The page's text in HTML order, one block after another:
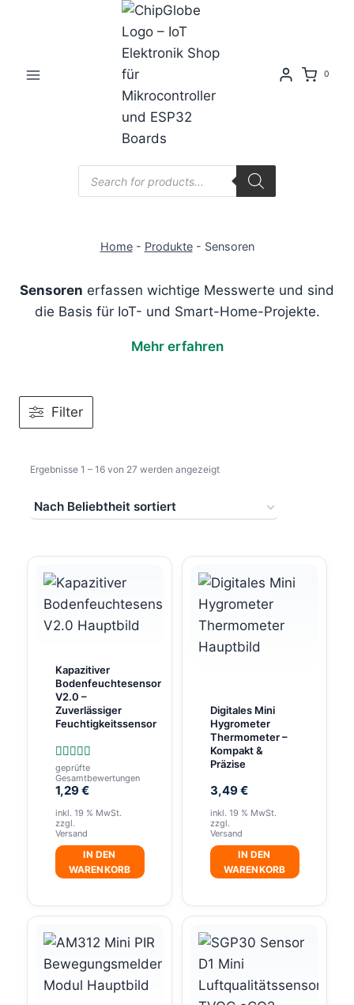
0
Products
search
Home- Produkte- Sensoren
Sensoren erfassen wichtige Messwerte und sind
die Basis für IoT- und Smart-Home-Projekte.
Mehr erfahren
Filter
Ergebnisse 1 – 16 von 27 werden angezeigtNach
sortiert
Kapazitiver
Bodenfeuchtesensor
V2.0 –
Zuverlässiger
Feuchtigkeitssensor
Bewertet
mit
5.00
geprüfte
Gesamtbewertungen
1,29€
inkl. 19 % MwSt.
zzgl.
Versand
IN DEN
WARENKORB
Digitales Mini
Hygrometer
Thermometer –
Kompakt &
Präzise
3,49€
inkl. 19 % MwSt.
zzgl.
Versand
IN DEN
WARENKORB